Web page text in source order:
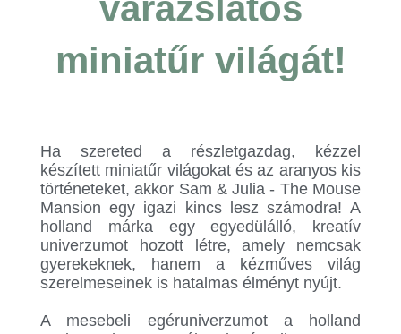
varázslatos
miniatűr világát!
Ha szereted a részletgazdag, kézzel
készített miniatűr világokat és az aranyos kis
történeteket, akkor Sam & Julia - The Mouse
Mansion egy igazi kincs lesz számodra! A
holland márka egy egyedülálló, kreatív
univerzumot hozott létre, amely nemcsak
gyerekeknek, hanem a kézműves világ
szerelmeseinek is hatalmas élményt nyújt.
A mesebeli egéruniverzumot a holland